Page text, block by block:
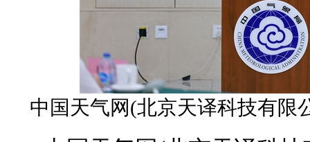
中国天气网(北京天译科技有限